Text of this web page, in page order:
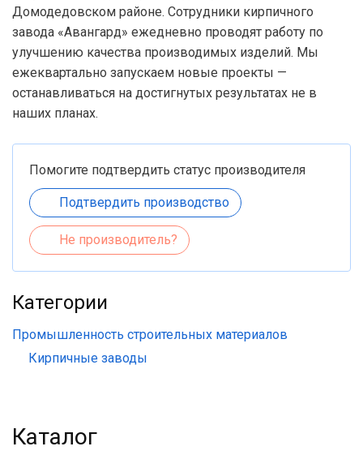
Домодедовском районе. Сотрудники кирпичного
завода «Авангард» ежедневно проводят работу по
улучшению качества производимых изделий. Мы
ежеквартально запускаем новые проекты —
останавливаться на достигнутых результатах не в
наших планах.
Помогите подтвердить статус производителя
Подтвердить производство
Не производитель?
Категории
Промышленность строительных материалов
Кирпичные заводы
Каталог